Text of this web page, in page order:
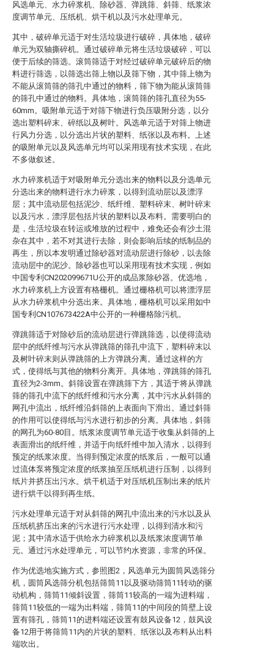
风选单元、水力碎浆机、除砂器、弹跳筛、斜筛、纸浆浓
度调节单元、压纸机、烘干机以及污水处理单元。
其中，破碎单元适于对生活垃圾进行破碎，具体地，破碎
单元为双轴撕碎机。通过破碎单元将生活垃圾破碎，可以
便于后续的筛选。滚筒筛适于对经过破碎单元破碎后的物
料进行筛选，以筛选出筛上物以及筛下物，其中筛上物为
不能从滚筒筛的筛孔中通过的物料，筛下物为能从滚筒筛
的筛孔中通过的物料。具体地，滚筒筛的筛孔直径为55-
60mm。吸附单元适于对筛下物进行负压吸附分选，以分
选出塑料碎末、碎纸以及树叶。风选单元适于对筛上物进
行风力分选，以分选出片状的塑料、纸张以及布料。上述
的吸附单元以及风选单元均可以采用现有技术实现，在此
不多做叙述。
水力碎浆机适于对吸附单元分选出来的物料以及分选单元
分选出来的物料进行水力碎浆，以得到流动层以及漂浮
层；其中流动层包括泥沙、纸纤维、塑料碎末、树叶碎末
以及污水，漂浮层包括片状的塑料以及布料。需要明白的
是，生活垃圾在转运或堆放的过程中，难免还会有沙土混
杂在其中，若不对其进行去除，则会影响后续的纸制品的
再生，所以本发明通过除砂器对流动层进行除砂，以去除
流动层中的泥沙。除砂器也可以采用现有技术实现，例如
中国专利CN202099671U公开的成品浆除砂器。优选地，
水力碎浆机上方设置有格栅机。通过栅格机可以将漂浮层
从水力碎浆机中分选出来。具体地，栅格机可以采用如中
国专利CN107673422A中公开的一种栅格除污机。
弹跳筛适于对除砂后的流动层进行弹跳筛选，以使得流动
层中的纸纤维与污水从弹跳筛的筛孔中流下，塑料碎末以
及树叶碎末则从弹跳筛的上方弹跳分离。通过这样的方
式，使得纸与其他的物料分离开。具体地，弹跳筛的筛孔
直径为2-3mm。斜筛设置在弹跳筛下方，其适于将从弹跳
筛的筛孔中流下的纸纤维和污水分离，其中污水从斜筛的
网孔中流出，纸纤维沿斜筛的上表面向下滑出。通过斜筛
的作用可以使得纸与污水进行初步的分离。具体地，斜筛
的网孔为60-80目。纸浆浓度调节单元适于收集从斜筛的上
表面滑出的纸纤维，并适于向纸纤维中加入清水，以得到
预定的纸浆浓度。当得到预定浓度的纸浆后，一般可以通
过流体泵将预定浓度的纸浆抽至压纸机进行压制，以得到
纸片并挤压出污水。烘干机适于对压纸机压制出来的纸片
进行烘干以得到再生纸。
污水处理单元适于对从斜筛的网孔中流出来的污水以及从
压纸机挤压出来的污水进行污水处理，以得到清水和污
泥；其中清水适于供给水力碎浆机以及纸浆浓度调节单
元。通过污水处理单元，可以节约水资源，非常的环保。
作为优选地实施方式，参照图2，风选单元为圆筒风选筛分
机，圆筒风选筛分机包括筛筒11以及驱动筛筒11转动的驱
动机构，筛筒11倾斜设置，筛筒11较高的一端为进料端，
筛筒11较低的一端为出料端，筛筒11的中间段的筒壁上设
置有筛孔，筛筒11的进料端还设置有鼓风设备12，鼓风设
备12用于将筛筒11内的片状的塑料、纸张以及布料从出料
端吹出。